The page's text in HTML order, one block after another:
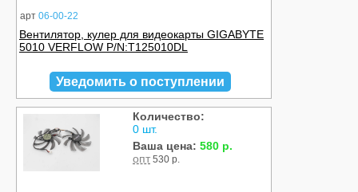
арт 06-00-22
Вентилятор, кулер для видеокарты GIGABYTE
5010 VERFLOW P/N:T125010DL
Уведомить о поступлении
Количество:
0 шт.
Ваша цена: 580 р.
опт 530 р.